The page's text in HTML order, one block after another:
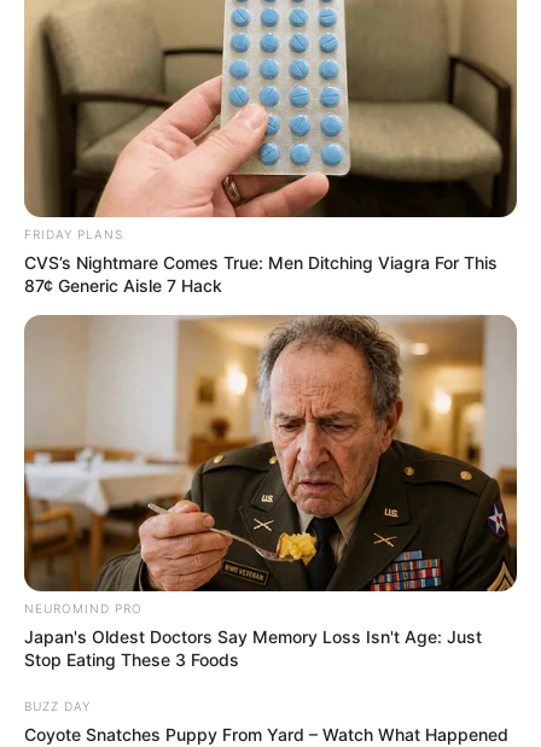
FRIDAY PLANS
CVS’s Nightmare Comes True: Men Ditching Viagra For This
87¢ Generic Aisle 7 Hack
NEUROMIND PRO
Japan's Oldest Doctors Say Memory Loss Isn't Age: Just
Stop Eating These 3 Foods
BUZZ DAY
Coyote Snatches Puppy From Yard – Watch What Happened